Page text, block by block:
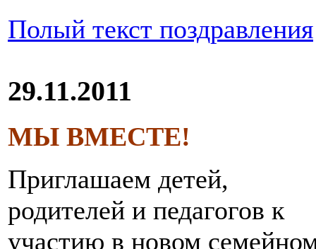
Полый текст поздравления
29.11.2011
МЫ ВМЕСТЕ!
Приглашаем детей,
родителей и педагогов к
участию в новом